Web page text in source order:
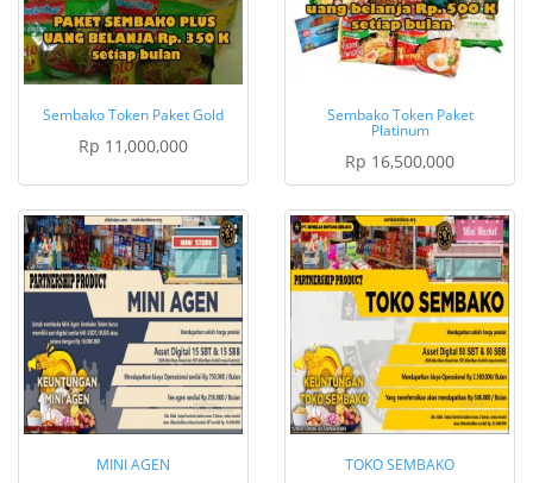
Sembako Token Paket Gold
Rp 11,000,000
Sembako Token Paket
Platinum
Rp 16,500,000
MINI AGEN TOKO SEMBAKO